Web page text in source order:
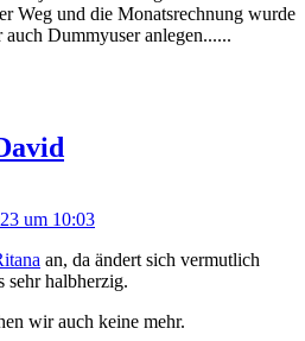
Weg und die Monatsrechnung wurde
Dummyuser anlegen......
um 10:03
an, da ändert sich vermutlich
sehr halbherzig.
wir auch keine mehr.